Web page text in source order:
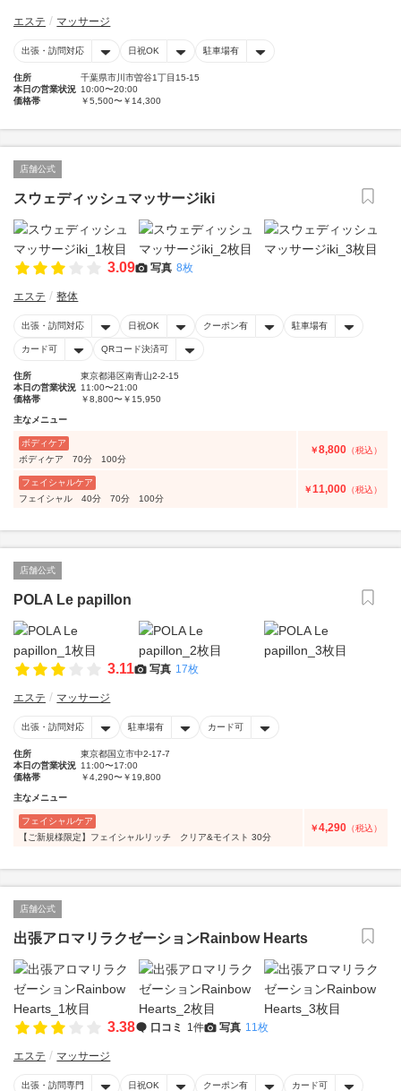
エステ マッサージ
出張・訪問対応 日祝OK 駐車場有
住所
千葉県市川市曽谷1丁目15-15
本日の営業状況 10:00〜20:00
価格帯
￥5,500〜￥14,300
店舗公式
スウェディッシュマッサージiki
3.09 写真 8枚
エステ 整体
出張・訪問対応 日祝OK クーポン有 駐車場有
カード可 QRコード決済可
住所
東京都港区南青山2-2-15
本日の営業状況 11:00〜21:00
価格帯
￥8,800〜￥15,950
主なメニュー
ボディケア
ボディケア 70分 100分
￥8,800 （税込）
フェイシャルケア
フェイシャル 40分 70分 100分
￥11,000 （税込）
店舗公式
POLA Le papillon
3.11 写真 17枚
エステ マッサージ
出張・訪問対応 駐車場有 カード可
住所
東京都国立市中2-17-7
本日の営業状況 11:00〜17:00
価格帯
￥4,290〜￥19,800
主なメニュー
フェイシャルケア
【ご新規様限定】フェイシャルリッチ クリア&モイスト 30分
￥4,290 （税込）
店舗公式
出張アロマリラクゼーションRainbow Hearts
3.38 口コミ 1件 写真 11枚
エステ マッサージ
出張・訪問専門 日祝OK クーポン有 カード可